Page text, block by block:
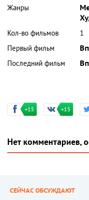
Жанры
Кол-во фильмов
1
Первый фильм
Последний фильм
+15 +15
Нет комментариев,
СЕЙЧАС ОБСУЖДАЮТ